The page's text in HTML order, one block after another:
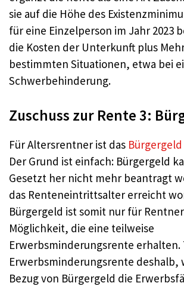
sie auf die Höhe des
für eine Einzelperson im Jahr 2023
die Kosten der Unterkunft plus
bestimmten Situationen, etwa bei
Schwerbehinderung.
Zuschuss zur Rente 3:
Für Altersrentner ist das Bürgergeld
Der Grund ist einfach: Bürgergeld
Gesetzt her nicht mehr beantragt
das Renteneintrittsalter erreicht
Bürgergeld ist somit nur für
Möglichkeit, die eine teilweise
Erwerbsminderungsrente erhalten.
Erwerbsminderungsrente deshalb,
Bezug von Bürgergeld die